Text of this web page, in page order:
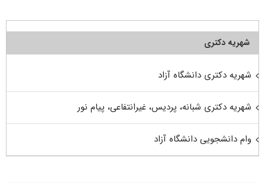
شهریه دکتری
شهریه دکتری دانشگاه آزاد
شهریه دکتری شبانه، پردیس، غیرانتفاعی، پیام نور
وام دانشجویی دانشگاه آزاد